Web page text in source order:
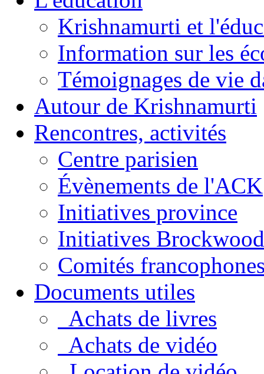
Krishnamurti et
Information sur les
Témoignages de vie
Autour de Krishnamurti
Rencontres, activités
Centre parisien
Évènements de l'ACK
Initiatives province
Initiatives Brockwood
Comités
Documents utiles
Achats de livres
Achats de vidéo